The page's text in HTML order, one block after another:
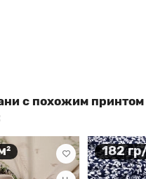
с похожим
182